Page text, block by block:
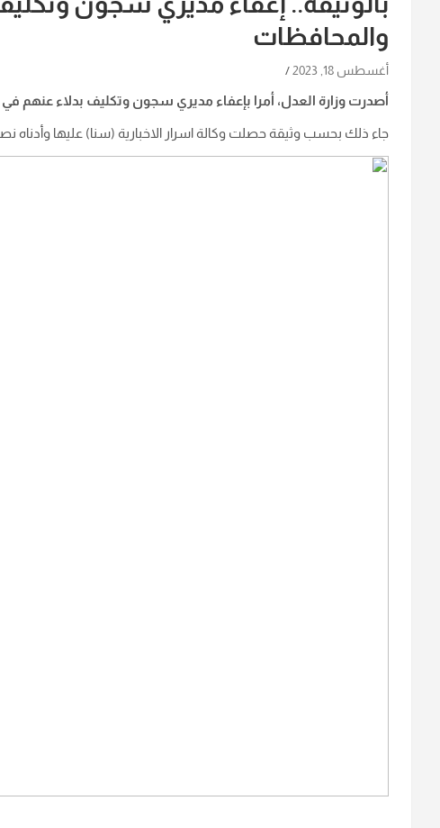
والمحافظات
أغسطس 18, 2023
أصدرت وزارة العدل، أمرا بإعفاء مديري سجون وتكليف بدلاء عنهم
جاء ذلك بحسب وثيقة حصلت وكالة اسرار الاخبارية (سنا) عليها وأدناه